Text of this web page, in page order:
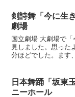
剣詩舞「今に生
劇場
国立劇場 大劇場で
見しました。思った
分ほどでした。ます
日本舞踊「坂東
ニーホール